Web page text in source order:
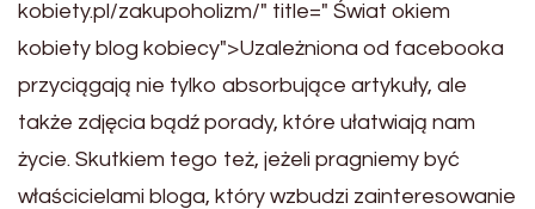
kobiety.pl/zakupoholizm/" title=" Świat okiem
kobiety blog kobiecy">Uzależniona od facebooka
przyciągają nie tylko absorbujące artykuły, ale
także zdjęcia bądź porady, które ułatwiają nam
życie. Skutkiem tego też, jeżeli pragniemy być
właścicielami bloga, który wzbudzi zainteresowanie